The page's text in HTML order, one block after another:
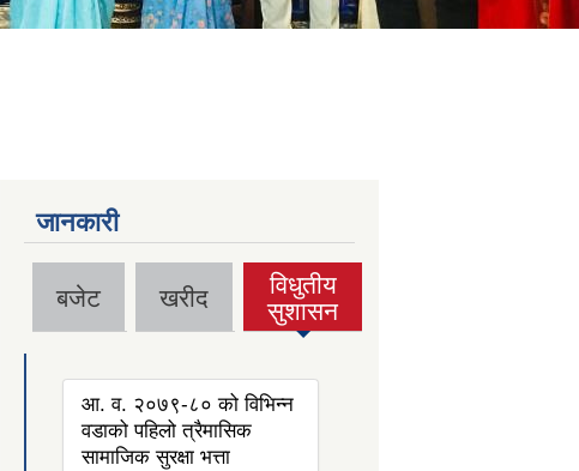
जानकारी
बजेट खरीद
विधुतीय
सुशासन
(active
tab)
आ. व. २०७९-८० को विभिन्न
वडाको पहिलो त्रैमासिक
सामाजिक सुरक्षा भत्ता